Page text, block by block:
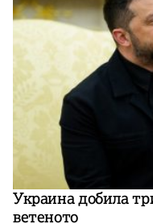
Украина добила
ветеното